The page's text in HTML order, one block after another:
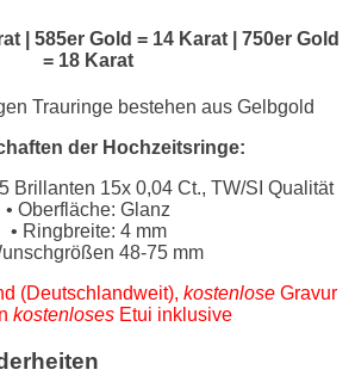
| 585er Gold = 14 Karat | 750er Gold
= 18 Karat
Trauringe bestehen aus Gelbgold
der Hochzeitsringe:
Brillanten 15x 0,04 Ct., TW/SI Qualität
• Oberfläche: Glanz
• Ringbreite: 4 mm
48-75 mm
(Deutschlandweit), kostenlose Gravur
kostenlosesEtui inklusive